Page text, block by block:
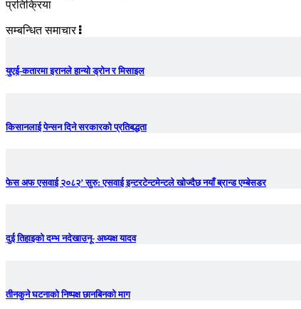
प्रतिक्रिया
सम्बन्धित समाचार
युएई-कतारमा इरानले हान्यो ड्रोन र मिसाइल
किसानलाई पेन्सन दिने सरकारको प्रतिबद्धता
फेस अफ एसवाई २०८२’ सुरु: एसवाई इन्टरटेन्टमेन्टले खोज्दैछ नयाँ ब्रान्ड एम्बेसडर
दुई तिहाइको दम्भ नदेखाउनू- अध्यक्ष यादव
तीनकुने घटनाकाे निष्पक्ष छानबिनकाे माग